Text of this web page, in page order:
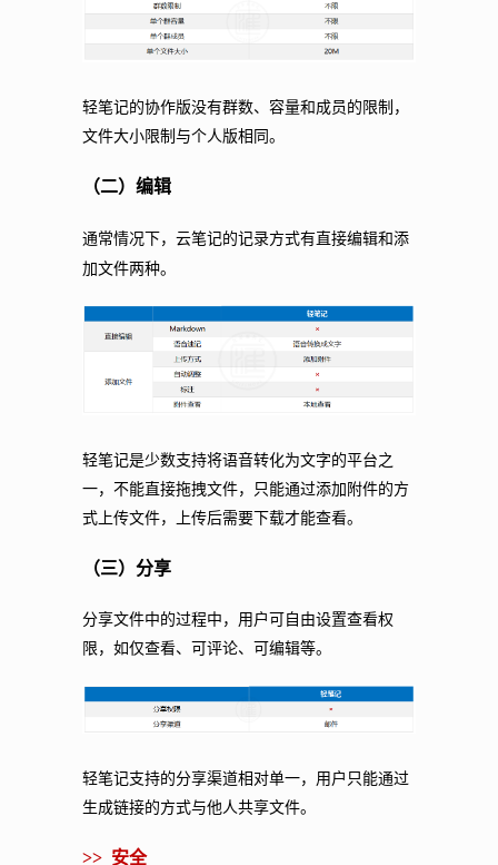
轻笔记的协作版没有群数、容量和成员的限制，
文件大小限制与个人版相同。
（二）编辑
通常情况下，云笔记的记录方式有直接编辑和添
加文件两种。
轻笔记是少数支持将语音转化为文字的平台之
一，不能直接拖拽文件，只能通过添加附件的方
式上传文件，上传后需要下载才能查看。
（三）分享
分享文件中的过程中，用户可自由设置查看权
限，如仅查看、可评论、可编辑等。
轻笔记支持的分享渠道相对单一，用户只能通过
生成链接的方式与他人共享文件。
>> 安全